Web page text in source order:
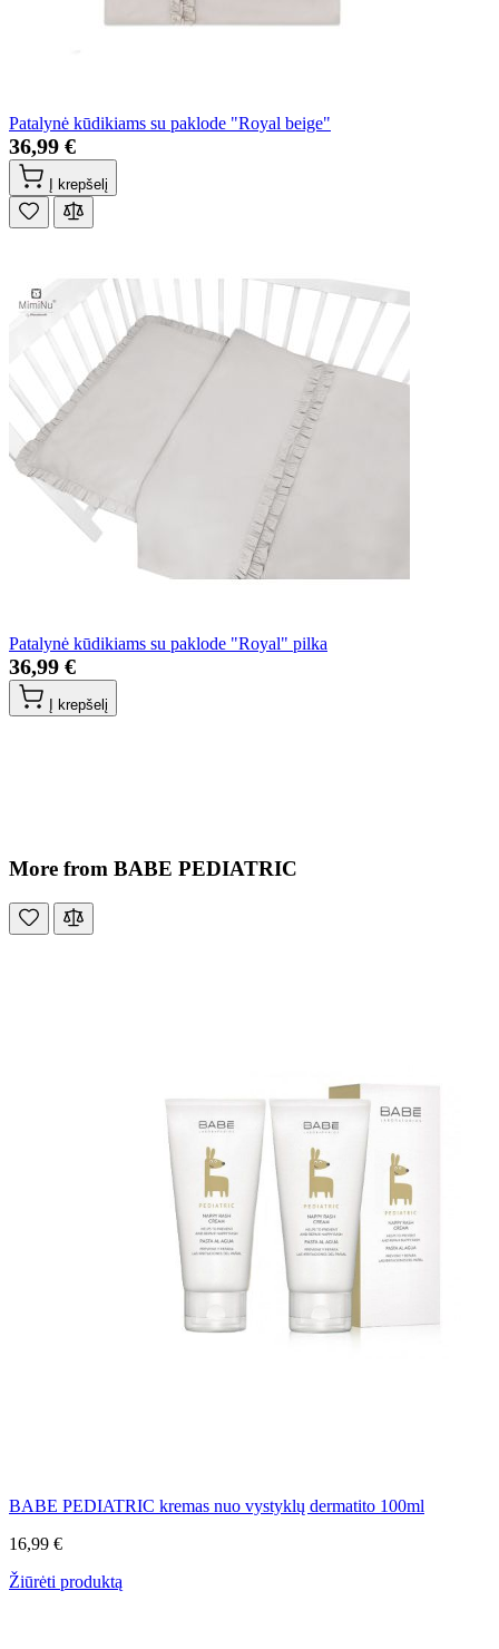
Patalynė kūdikiams su paklode "Royal beige"
36,99 €
Į krepšelį
Patalynė kūdikiams su paklode "Royal" pilka
36,99 €
Į krepšelį
More from BABE PEDIATRIC
BABE PEDIATRIC kremas nuo vystyklų dermatito 100ml
16,99 €
Žiūrėti produktą